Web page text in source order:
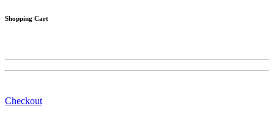
Shopping Cart
Checkout